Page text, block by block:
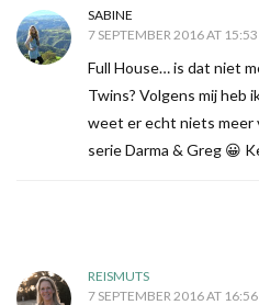
SABINE
7 SEPTEMBER 2016 AT 15:53
Full House… is dat niet
Twins? Volgens mij heb
weet er echt niets meer
serie Darma & Greg 😀
REISMUTS
7 SEPTEMBER 2016 AT 16:56